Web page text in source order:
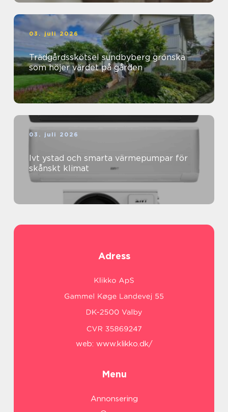
03. juli 2026
Trädgårdsskötsel sundbyberg grönska
som höjer värdet på gården
03. juli 2026
Ivt ystad och smarta värmepumpar för
skånskt klimat
Adress
web: www.klikko.dk/
Menu
Annonsering